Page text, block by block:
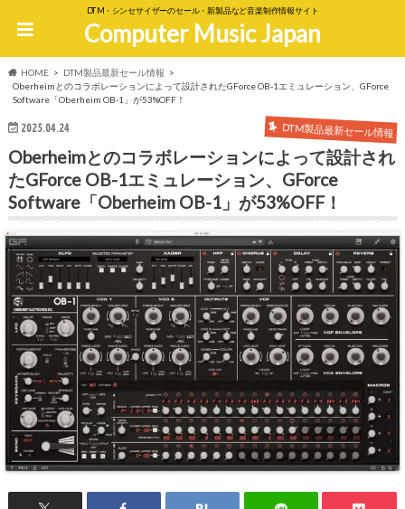
DTM・シンセサイザーのセール・新製品など音楽制作情報サイト
Computer Music Japan
HOME
DTM製品最新セール情報
Oberheimとのコラボレーションによって設計されたGForce OB-1エミュレーション、GForce
Software「Oberheim OB-1」が53%OFF！
2025.04.24 DTM製品最新セール情報
Oberheimとのコラボレーションによって設計され
たGForce OB-1エミュレーション、GForce
Software「Oberheim OB-1」が53%OFF！